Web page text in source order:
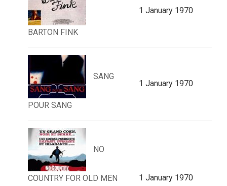
BARTON FINK
1 January 1970
SANG
POUR SANG
1 January 1970
NO
COUNTRY FOR OLD MEN
1 January 1970